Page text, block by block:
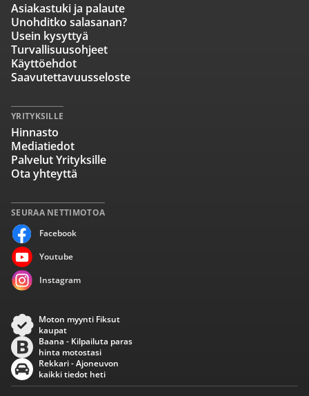
SEURAA NETTIMOTOA
Facebook
Youtube
Instagram
Asiakastuki ja palaute
Unohditko salasanan?
Usein kysyttyä
Turvallisuusohjeet
Käyttöehdot
Saavutettavuusseloste
YRITYKSILLE
Hinnasto
Mediatiedot
Palvelut Yrityksille
Ota yhteyttä
Moton myynti Fiksut
kaupat
Baana - Kilpailuta paras
hinta motostasi
Rekkari - Ajoneuvon
kaikki tiedot heti